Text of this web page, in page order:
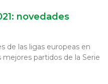
novedades
de las ligas europeas en
partidos de la Serie